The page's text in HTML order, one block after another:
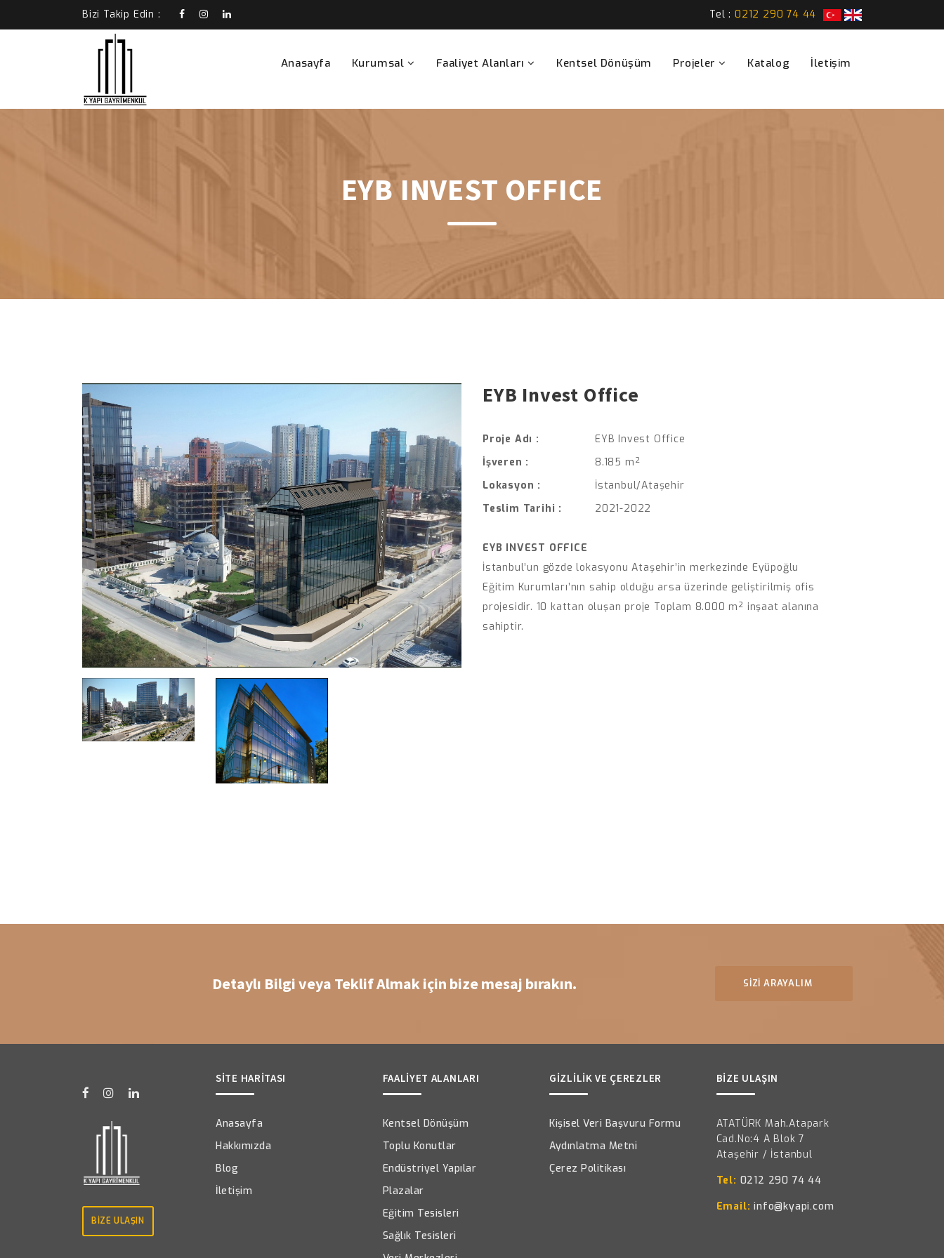
Bizi Takip Edin : Tel : 0212 290 74 44
Anasayfa Kurumsal Faaliyet Alanları Kentsel Dönüşüm Projeler Katalog İletişim
EYB INVEST OFFICE
EYB Invest Office
Proje Adı :
EYB Invest Office
İşveren :
8.185 m²
Lokasyon :
İstanbul/Ataşehir
Teslim Tarihi :
2021-2022
EYB INVEST OFFICE
İstanbul’un gözde lokasyonu Ataşehir’in merkezinde Eyüpoğlu
Eğitim Kurumları’nın sahip olduğu arsa üzerinde geliştirilmiş ofis
projesidir. 10 kattan oluşan proje Toplam 8.000 m² inşaat alanına
sahiptir.
Detaylı Bilgi veya Teklif Almak için bize mesaj bırakın. SİZİ ARAYALIM
BİZE ULAŞIN
SİTE HARİTASI
Anasayfa
Hakkımızda
Blog
İletişim
FAALİYET ALANLARI
Kentsel Dönüşüm
Toplu Konutlar
Endüstriyel Yapılar
Plazalar
Eğitim Tesisleri
Sağlık Tesisleri
GİZLİLİK VE ÇEREZLER
Kişisel Veri Başvuru Formu
Aydınlatma Metni
Çerez Politikası
BİZE ULAŞIN
ATATÜRK Mah.Atapark
Cad.No:4 A Blok 7
Ataşehir / İstanbul
Tel: 0212 290 74 44
Email: info@kyapi.com